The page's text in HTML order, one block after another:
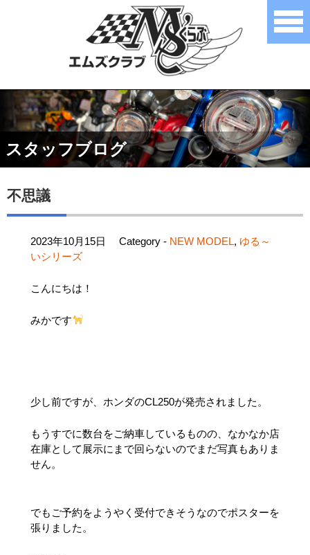
スタッフブログ
不思議
2023年10月15日 Category - NEW MODEL, ゆる～
いシリーズ
こんにちは！
みかです
少し前ですが、ホンダのCL250が発売されました。
もうすでに数台をご納車しているものの、なかなか店
在庫として展示にまで回らないのでまだ写真もありま
せん。
でもご予約をようやく受付できそうなのでポスターを
張りました。